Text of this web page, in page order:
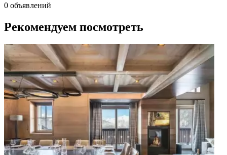
0 объявлений
Рекомендуем посмотреть